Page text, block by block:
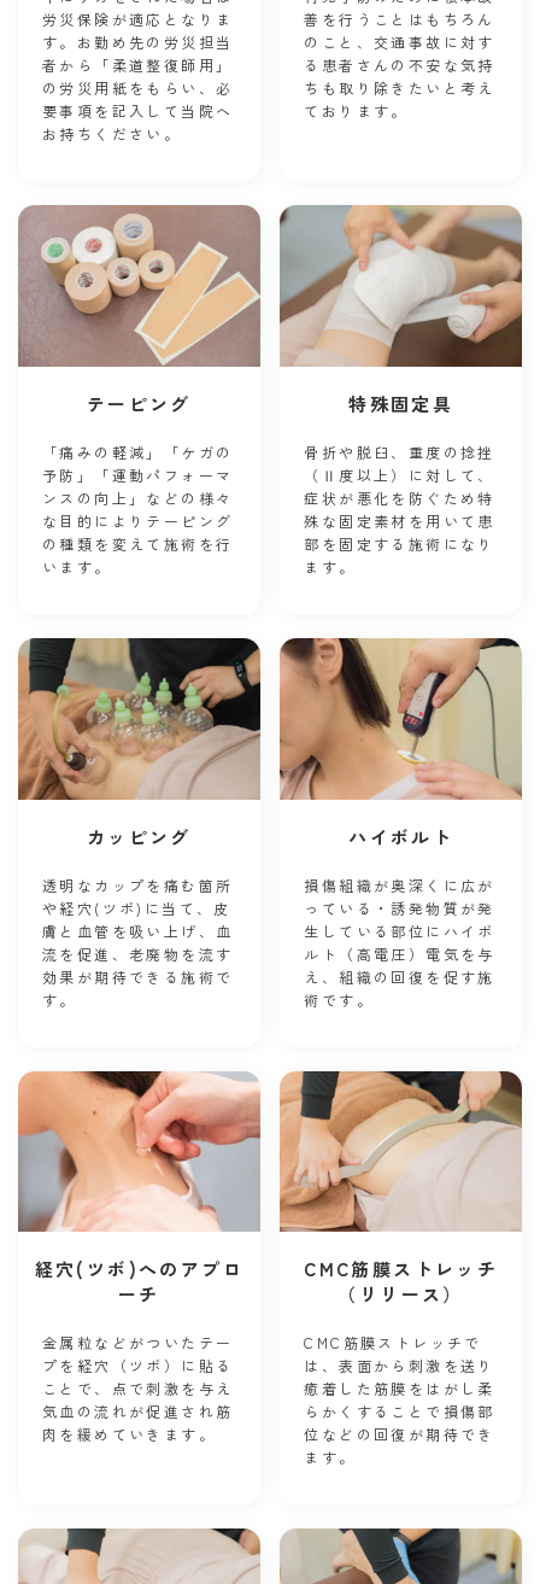
労災保険が適応となりま
す。お勤め先の労災担当
者から「柔道整復師用」
の労災用紙をもらい、必
要事項を記入して当院へ
お持ちください。
善を行うことはもちろん
のこと、交通事故に対す
る患者さんの不安な気持
ちも取り除きたいと考え
ております。
テーピング
「痛みの軽減」「ケガの
予防」「運動パフォーマ
ンスの向上」などの様々
な目的によりテーピング
の種類を変えて施術を行
います。
特殊固定具
骨折や脱臼、重度の捻挫
（Ⅱ度以上）に対して、
症状が悪化を防ぐため特
殊な固定素材を用いて患
部を固定する施術になり
ます。
カッピング
透明なカップを痛む箇所
や経穴(ツボ)に当て、皮
膚と血管を吸い上げ、血
流を促進、老廃物を流す
効果が期待できる施術で
す。
ハイボルト
損傷組織が奥深くに広が
っている・誘発物質が発
生している部位にハイボ
ルト（高電圧）電気を与
え、組織の回復を促す施
術です。
経穴(ツボ)へのアプロ
ーチ
金属粒などがついたテー
プを経穴（ ツボ）に貼る
ことで、点で刺激を与え
気血の流れが促進され筋
肉を緩めていきます。
CMC筋膜ストレッチ
（リリース）
CMC筋膜ストレッチで
は、表面から刺激を送り
癒着した筋膜をはがし柔
らかくすることで損傷部
位などの回復が期待でき
ます。